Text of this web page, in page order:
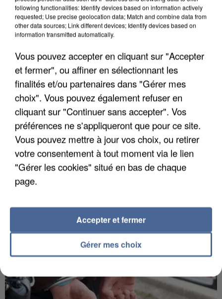
APRÈS TOUTES CES CANICULES, LES REFUGES
following functionalities: Identify devices based on information actively
requested; Use precise geolocation data; Match and combine data from
other data sources; Link different devices; Identify devices based on
information transmitted automatically.
Vous pouvez accepter en cliquant sur "Accepter
et fermer", ou affiner en sélectionnant les
finalités et/ou partenaires dans "Gérer mes
choix". Vous pouvez également refuser en
cliquant sur "Continuer sans accepter". Vos
préférences ne s'appliqueront que pour ce site.
Vous pouvez mettre à jour vos choix, ou retirer
votre consentement à tout moment via le lien
"Gérer les cookies" situé en bas de chaque
page.
Gérer mes choix
Accepter et fermer